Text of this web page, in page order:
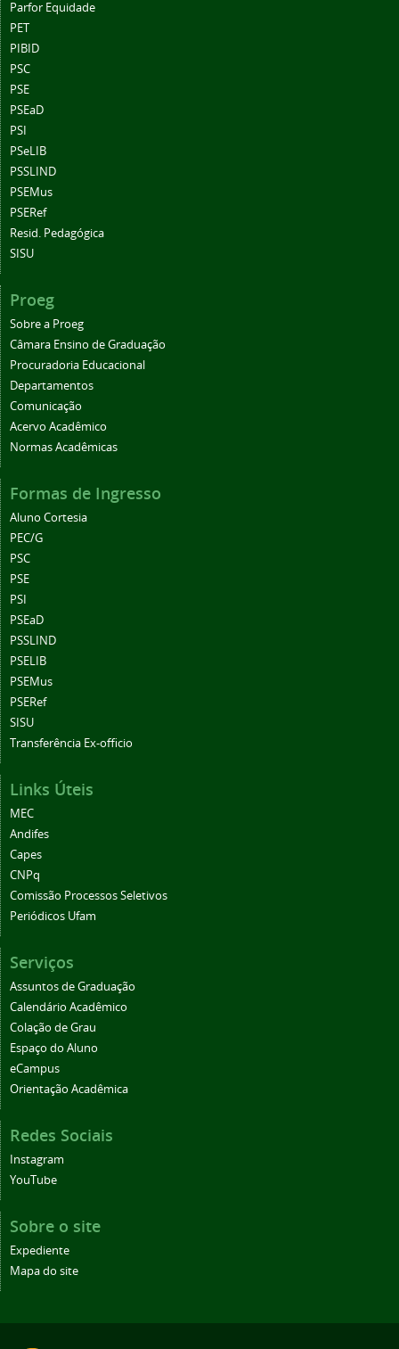
Parfor Equidade
PET
PIBID
PSC
PSE
PSEaD
PSI
PSeLIB
PSSLIND
PSEMus
PSERef
Resid. Pedagógica
SISU
Proeg
Sobre a Proeg
Câmara Ensino de Graduação
Procuradoria Educacional
Departamentos
Comunicação
Acervo Acadêmico
Normas Acadêmicas
Formas de Ingresso
Aluno Cortesia
PEC/G
PSC
PSE
PSI
PSEaD
PSSLIND
PSELIB
PSEMus
PSERef
SISU
Transferência Ex-officio
Links Úteis
MEC
Andifes
Capes
CNPq
Comissão Processos Seletivos
Periódicos Ufam
Serviços
Assuntos de Graduação
Calendário Acadêmico
Colação de Grau
Espaço do Aluno
eCampus
Orientação Acadêmica
Redes Sociais
Instagram
YouTube
Sobre o site
Expediente
Mapa do site